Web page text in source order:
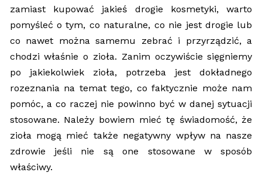
zamiast kupować jakieś drogie kosmetyki, warto
pomyśleć o tym, co naturalne, co nie jest drogie lub
co nawet można samemu zebrać i przyrządzić, a
chodzi właśnie o zioła. Zanim oczywiście sięgniemy
po jakiekolwiek zioła, potrzeba jest dokładnego
rozeznania na temat tego, co faktycznie może nam
pomóc, a co raczej nie powinno być w danej sytuacji
stosowane. Należy bowiem mieć tę świadomość, że
zioła mogą mieć także negatywny wpływ na nasze
zdrowie jeśli nie są one stosowane w sposób
właściwy.